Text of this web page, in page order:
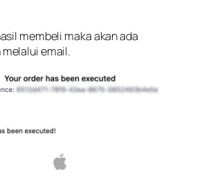
membeli maka akan ada
email.